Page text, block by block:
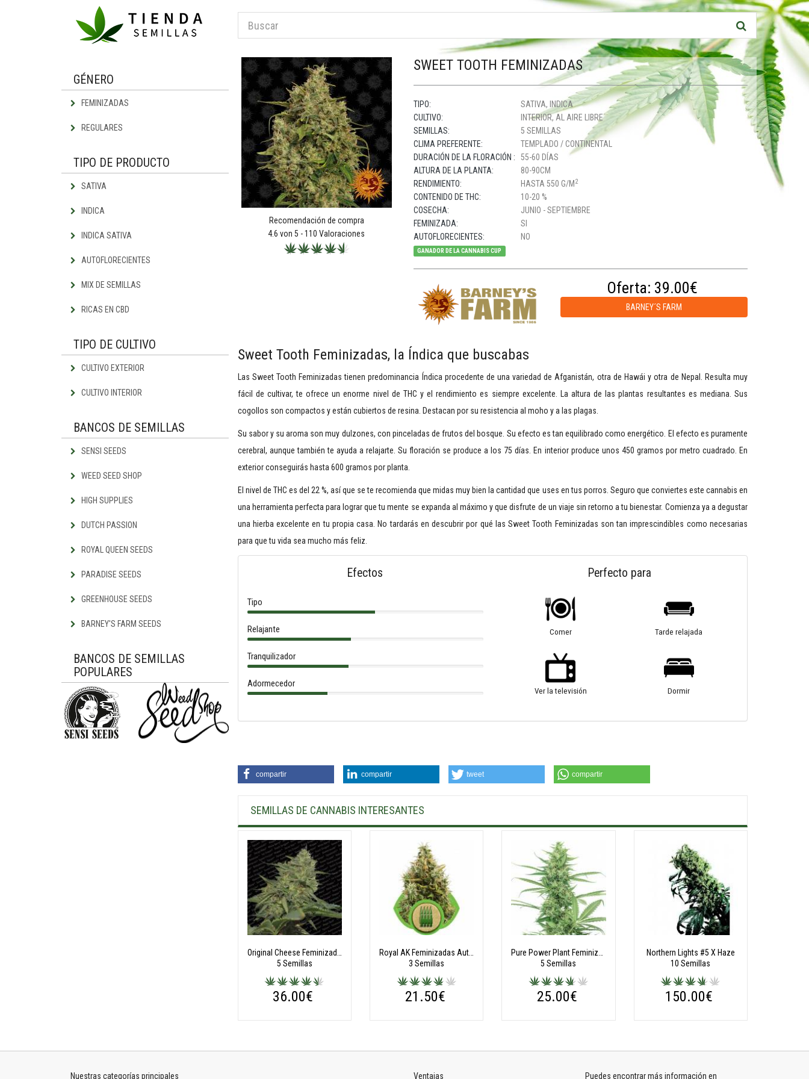
GÉNERO
FEMINIZADAS
REGULARES
TIPO DE PRODUCTO
SATIVA
INDICA
INDICA SATIVA
AUTOFLORECIENTES
MIX DE SEMILLAS
RICAS EN CBD
TIPO DE CULTIVO
CULTIVO EXTERIOR
CULTIVO INTERIOR
BANCOS DE SEMILLAS
SENSI SEEDS
WEED SEED SHOP
HIGH SUPPLIES
DUTCH PASSION
ROYAL QUEEN SEEDS
PARADISE SEEDS
GREENHOUSE SEEDS
BARNEY'S FARM SEEDS
BANCOS DE SEMILLAS
POPULARES
Recomendación de compra
4.6 von 5 -110 Valoraciones
SWEET TOOTH FEMINIZADAS
TIPO:
SATIVA, INDICA
CULTIVO:
INTERIOR, AL AIRE LIBRE
SEMILLAS:
5 SEMILLAS
CLIMA PREFERENTE:
TEMPLADO / CONTINENTAL
DURACIÓN DE LA FLORACIÓN :
55-60 DÍAS
ALTURA DE LA PLANTA:
80-90CM
RENDIMIENTO:
HASTA 550 G/M 2
CONTENIDO DE THC:
10-20 %
COSECHA:
JUNIO - SEPTIEMBRE
FEMINIZADA:
SI
AUTOFLORECIENTES:
NO
GANADOR DE LA CANNABIS CUP
Oferta: 39.00€
BARNEY´S FARM
Sweet Tooth Feminizadas, la Índica que buscabas
Las Sweet Tooth Feminizadas tienen predominancia Índica procedente de una variedad de Afganistán, otra de Hawái y otra de Nepal. Resulta muy
fácil de cultivar, te ofrece un enorme nivel de THC y el rendimiento es siempre excelente. La altura de las plantas resultantes es mediana. Sus
cogollos son compactos y están cubiertos de resina. Destacan por su resistencia al moho y a las plagas.
Su sabor y su aroma son muy dulzones, con pinceladas de frutos del bosque. Su efecto es tan equilibrado como energético. El efecto es puramente
cerebral, aunque también te ayuda a relajarte. Su floración se produce a los 75 días. En interior produce unos 450 gramos por metro cuadrado. En
exterior conseguirás hasta 600 gramos por planta.
El nivel de THC es del 22 %, así que se te recomienda que midas muy bien la cantidad que uses en tus porros. Seguro que conviertes este cannabis en
una herramienta perfecta para lograr que tu mente se expanda al máximo y que disfrute de un viaje sin retorno a tu bienestar. Comienza ya a degustar
una hierba excelente en tu propia casa. No tardarás en descubrir por qué las Sweet Tooth Feminizadas son tan imprescindibles como necesarias
para que tu vida sea mucho más feliz.
Efectos
Tipo
Relajante
Tranquilizador
Adormecedor
Perfecto para
Comer Tarde relajada
Ver la televisión Dormir
compartir compartir tweet compartir
SEMILLAS DE CANNABIS INTERESANTES
5 Semillas
36.00€
Royal AK Feminizadas Automatic
3 Semillas
21.50€
5 Semillas
25.00€
Northern Lights #5 X Haze
10 Semillas
150.00€
Nuestras categorías principales Ventajas Puedes encontrar más información en